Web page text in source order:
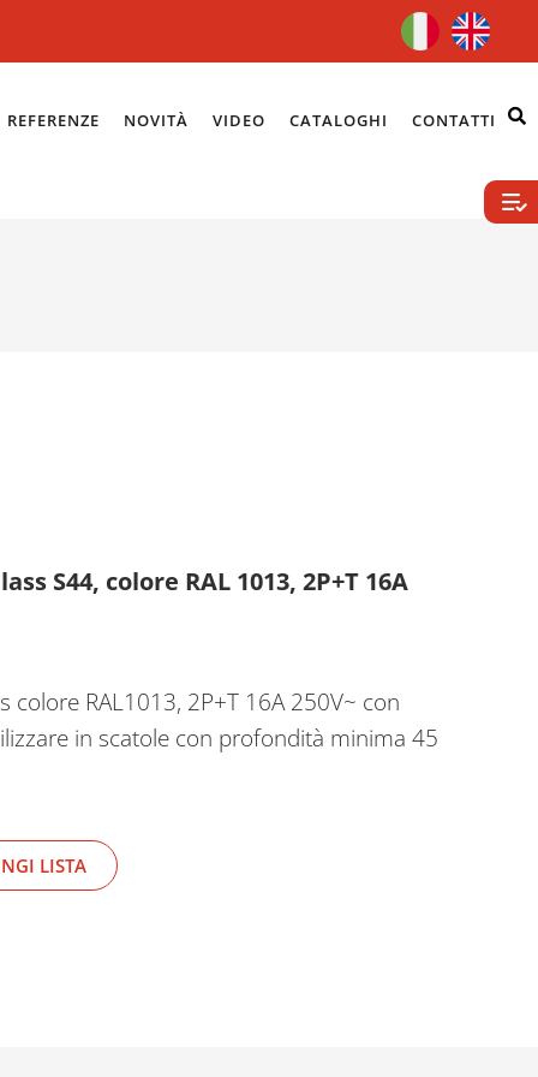
REFERENZE NOVITÀ VIDEO CATALOGHI CONTATTI
S44, colore RAL 1013, 2P+T 16A
colore RAL1013, 2P+T 16A 250V~ con
in scatole con profondità minima 45
LISTA